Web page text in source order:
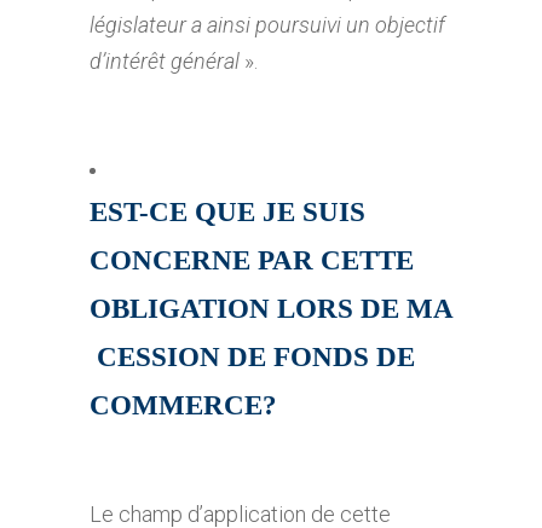
législateur a ainsi poursuivi un objectif
d’intérêt général ».
EST-CE QUE JE SUIS
CONCERNE PAR CETTE
OBLIGATION LORS DE MA
CESSION DE FONDS DE
COMMERCE?
Le champ d’application de cette